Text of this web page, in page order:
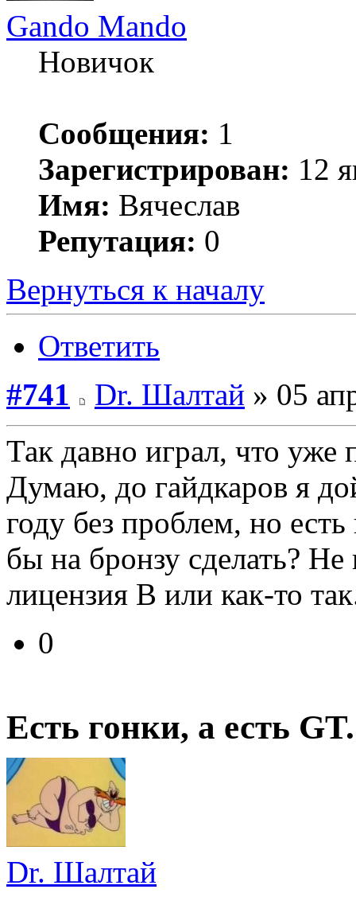
Gando Mando
Новичок
Сообщения: 1
Зарегистрирован: 12
Имя: Вячеслав
Репутация: 0
Вернуться к началу
Ответить
#741
Dr. Шалтай » 05
Так давно играл, что
Думаю, до гайдкаров я
году без проблем, но
бы на бронзу сделать?
лицензия В или как-то
0
Есть гонки, а есть GT.
Dr. Шалтай